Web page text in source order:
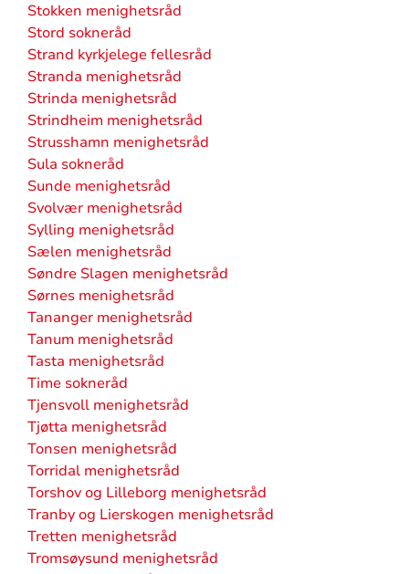
Stokken menighetsråd
Stord sokneråd
Strand kyrkjelege fellesråd
Stranda menighetsråd
Strinda menighetsråd
Strindheim menighetsråd
Strusshamn menighetsråd
Sula sokneråd
Sunde menighetsråd
Svolvær menighetsråd
Sylling menighetsråd
Sælen menighetsråd
Søndre Slagen menighetsråd
Sørnes menighetsråd
Tananger menighetsråd
Tanum menighetsråd
Tasta menighetsråd
Time sokneråd
Tjensvoll menighetsråd
Tjøtta menighetsråd
Tonsen menighetsråd
Torridal menighetsråd
Torshov og Lilleborg menighetsråd
Tranby og Lierskogen menighetsråd
Tretten menighetsråd
Tromsøysund menighetsråd